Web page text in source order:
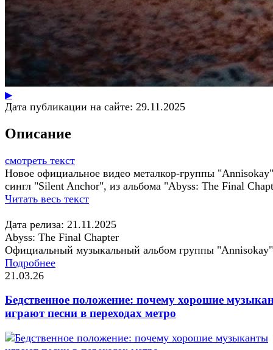
▶
Дата публикации на сайте: 29.11.2025
Описание
смотреть текст
Новое официальное видео металкор-группы
сингл "Silent Anchor", из альбома "Abyss: The Final
Читать весь текст
Дата релиза: 21.11.2025
Abyss: The Final Chapter
Официальный музыкальный альбом группы "Annisokay"
Подробнее
21.03.26
Бедственное положение: почему хорошие
играют песни в переходах метро